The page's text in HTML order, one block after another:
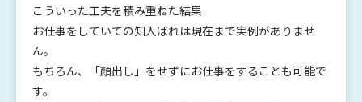
こういった工夫を積み重ねた結果
お仕事をしていての知人ばれは現在まで実例がありませ
ん。
もちろん、「顔出し」をせずにお仕事をすることも可能で
す。